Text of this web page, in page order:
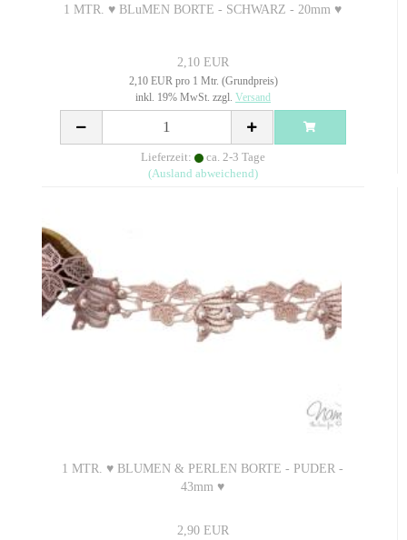
1 MTR. ♥ BLuMEN BORTE - SCHWARZ - 20mm ♥
2,10 EUR
2,10 EUR pro 1 Mtr. (Grundpreis)
inkl. 19% MwSt. zzgl. Versand
Lieferzeit:
ca. 2-3 Tage
(Ausland abweichend)
1 MTR. ♥ BLUMEN & PERLEN BORTE - PUDER -
43mm ♥
2,90 EUR